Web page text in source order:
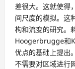
差很大。这就使得
间尺度的模拟。这
构和流变的研究。
Hoogerbrugge和
优点的基础上提出
不需要对区域进行